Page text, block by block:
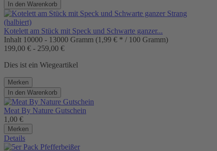
In den Warenkorb
Kotelett am Stück mit Speck und Schwarte ganzer...
Inhalt 10000 - 13000 Gramm (1,99 € * / 100 Gramm)
199,00 € - 259,00 €
Dies ist ein Wiegeartikel
Merken
In den Warenkorb
Meat By Nature Gutschein
1,00 €
Merken
Details